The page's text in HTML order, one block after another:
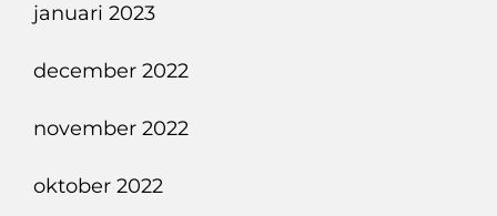
januari 2023
december 2022
november 2022
oktober 2022